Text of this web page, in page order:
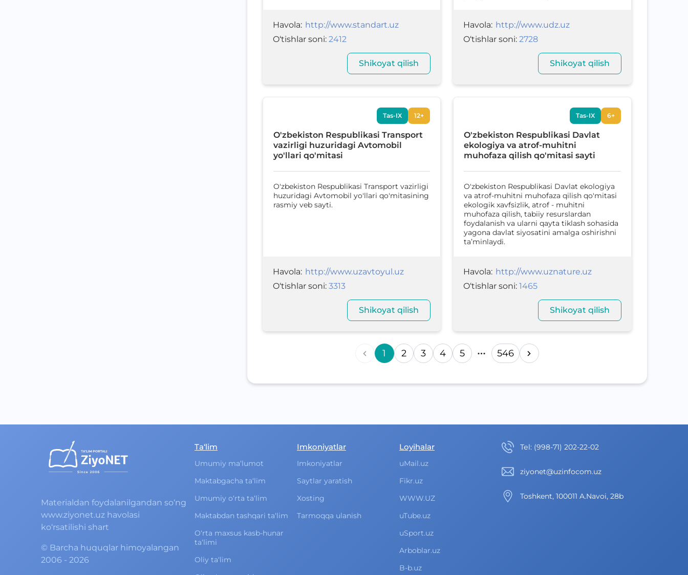
Havola: http://www.standart.uz
O‘tishlar soni: 2412
Shikoyat qilish
Havola: http://www.udz.uz
O‘tishlar soni:2728
Shikoyat qilish
Tas-IX 12+
O'zbekiston Respublikasi Transport
vazirligi huzuridagi Avtomobil
yo'llari qo'mitasi
O'zbekiston Respublikasi Transport vazirligi
huzuridagi Avtomobil yo'llari qo'mitasining
rasmiy veb sayti.
Havola: http://www.uzavtoyul.uz
O‘tishlar soni: 3313
Shikoyat qilish
Tas-IX 6+
O'zbekiston Respublikasi Davlat
ekologiya va atrof-muhitni
muhofaza qilish qo'mitasi sayti
O'zbekiston Respublikasi Davlat ekologiya
va atrof-muhitni muhofaza qilish qo'mitasi
ekologik xavfsizlik, atrof - muhitni
muhofaza qilish, tabiiy resurslardan
foydalanish va ularni qayta tiklash sohasida
yagona davlat siyosatini amalga oshirishni
ta’minlaydi.
Havola: http://www.uznature.uz
O‘tishlar soni:1465
Shikoyat qilish
1 2 3 4 5 546
Materialdan foydalanilgandan so‘ng
www.ziyonet.uz havolasi
ko‘rsatilishi shart
© Barcha huquqlar himoyalangan
2006 - 2026
Ta‘lim
Umumiy ma‘lumot
Maktabgacha ta‘lim
Umumiy o‘rta ta‘lim
Maktabdan tashqari ta‘lim
O‘rta maxsus kasb-hunar
ta‘limi
Oliy ta‘lim
Imkoniyatlar
Imkoniyatlar
Saytlar yaratish
Xosting
Tarmoqqa ulanish
Loyihalar
uMail.uz
Fikr.uz
WWW.UZ
uTube.uz
uSport.uz
Arboblar.uz
B-b.uz
Теl: (998-71) 202-22-02
ziyonet@uzinfocom.uz
Toshkent, 100011 A.Navoi, 28b